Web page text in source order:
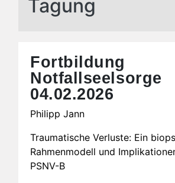
Tagung
Fortbildung
Notfallseelsorge
04.02.2026
Philipp Jann
Traumatische Verluste: Ein
Rahmenmodell und
PSNV-B